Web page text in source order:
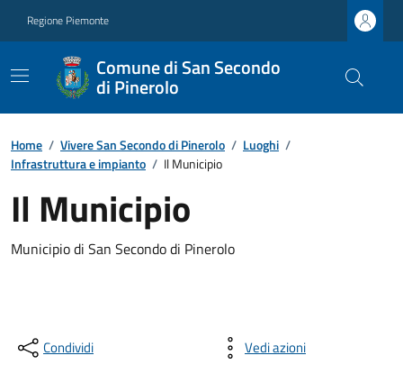
Regione Piemonte
Comune di San Secondo
di Pinerolo
Home / Vivere San Secondo di Pinerolo / Luoghi /
Infrastruttura e impianto / Il Municipio
Il Municipio
Municipio di San Secondo di Pinerolo
Condividi Vedi azioni